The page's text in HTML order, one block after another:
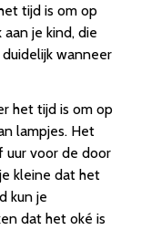
tijd is om op
je kind, die
wanneer
het tijd is om op
lampjes. Het
uur voor de door
kleine dat het
kun je
dat het oké is